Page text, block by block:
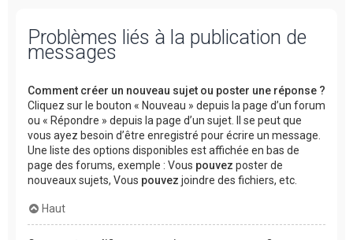
Problèmes liés à la publication de
messages
Comment créer un nouveau sujet ou poster une réponse ?
Cliquez sur le bouton « Nouveau » depuis la page d’un forum
ou « Répondre » depuis la page d’un sujet. Il se peut que
vous ayez besoin d’être enregistré pour écrire un message.
Une liste des options disponibles est affichée en bas de
page des forums, exemple : Vous pouvez poster de
nouveaux sujets, Vous pouvez joindre des fichiers, etc.
Haut